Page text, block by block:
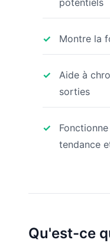
potentiels
Montre la
Aide à
sorties
tendance
Qu'est-ce